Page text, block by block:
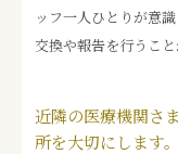
ッフ一人ひとりが意
交換や報告を行うこ
近隣の医療機関さ
所を大切にします。